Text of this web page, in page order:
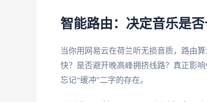
智能路由：决定音乐是
当你用网易云在荷兰听无损音质，路由
快？是否避开晚高峰拥挤线路？真正影
忘记“缓冲”二字的存在。